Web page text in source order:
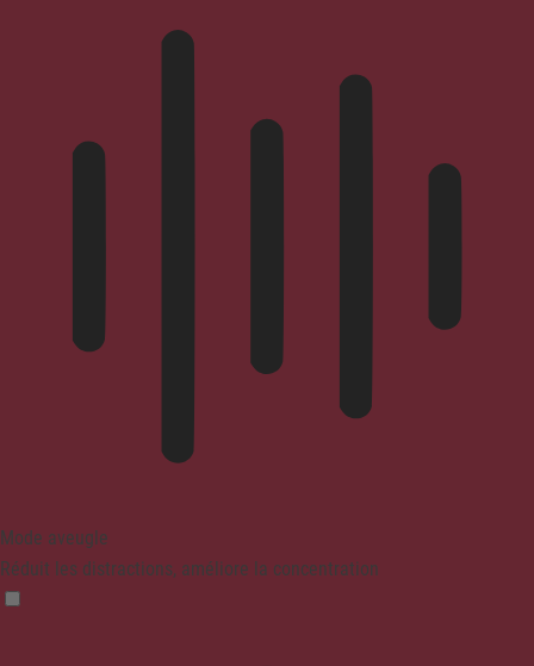
Mode aveugle
Réduit les distractions, améliore la concentration